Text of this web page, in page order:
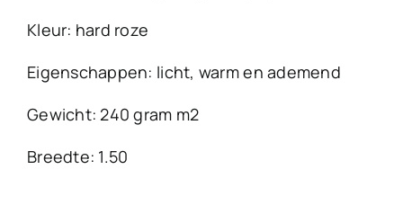
Kleur: hard roze
Eigenschappen: licht, warm en ademend
Gewicht: 240 gram m2
Breedte: 1.50